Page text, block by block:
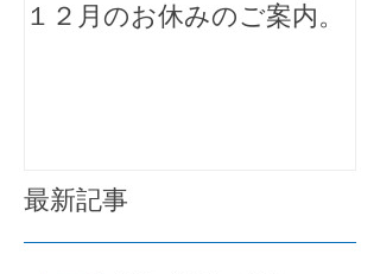
１２月のお休みのご案内。
最新記事